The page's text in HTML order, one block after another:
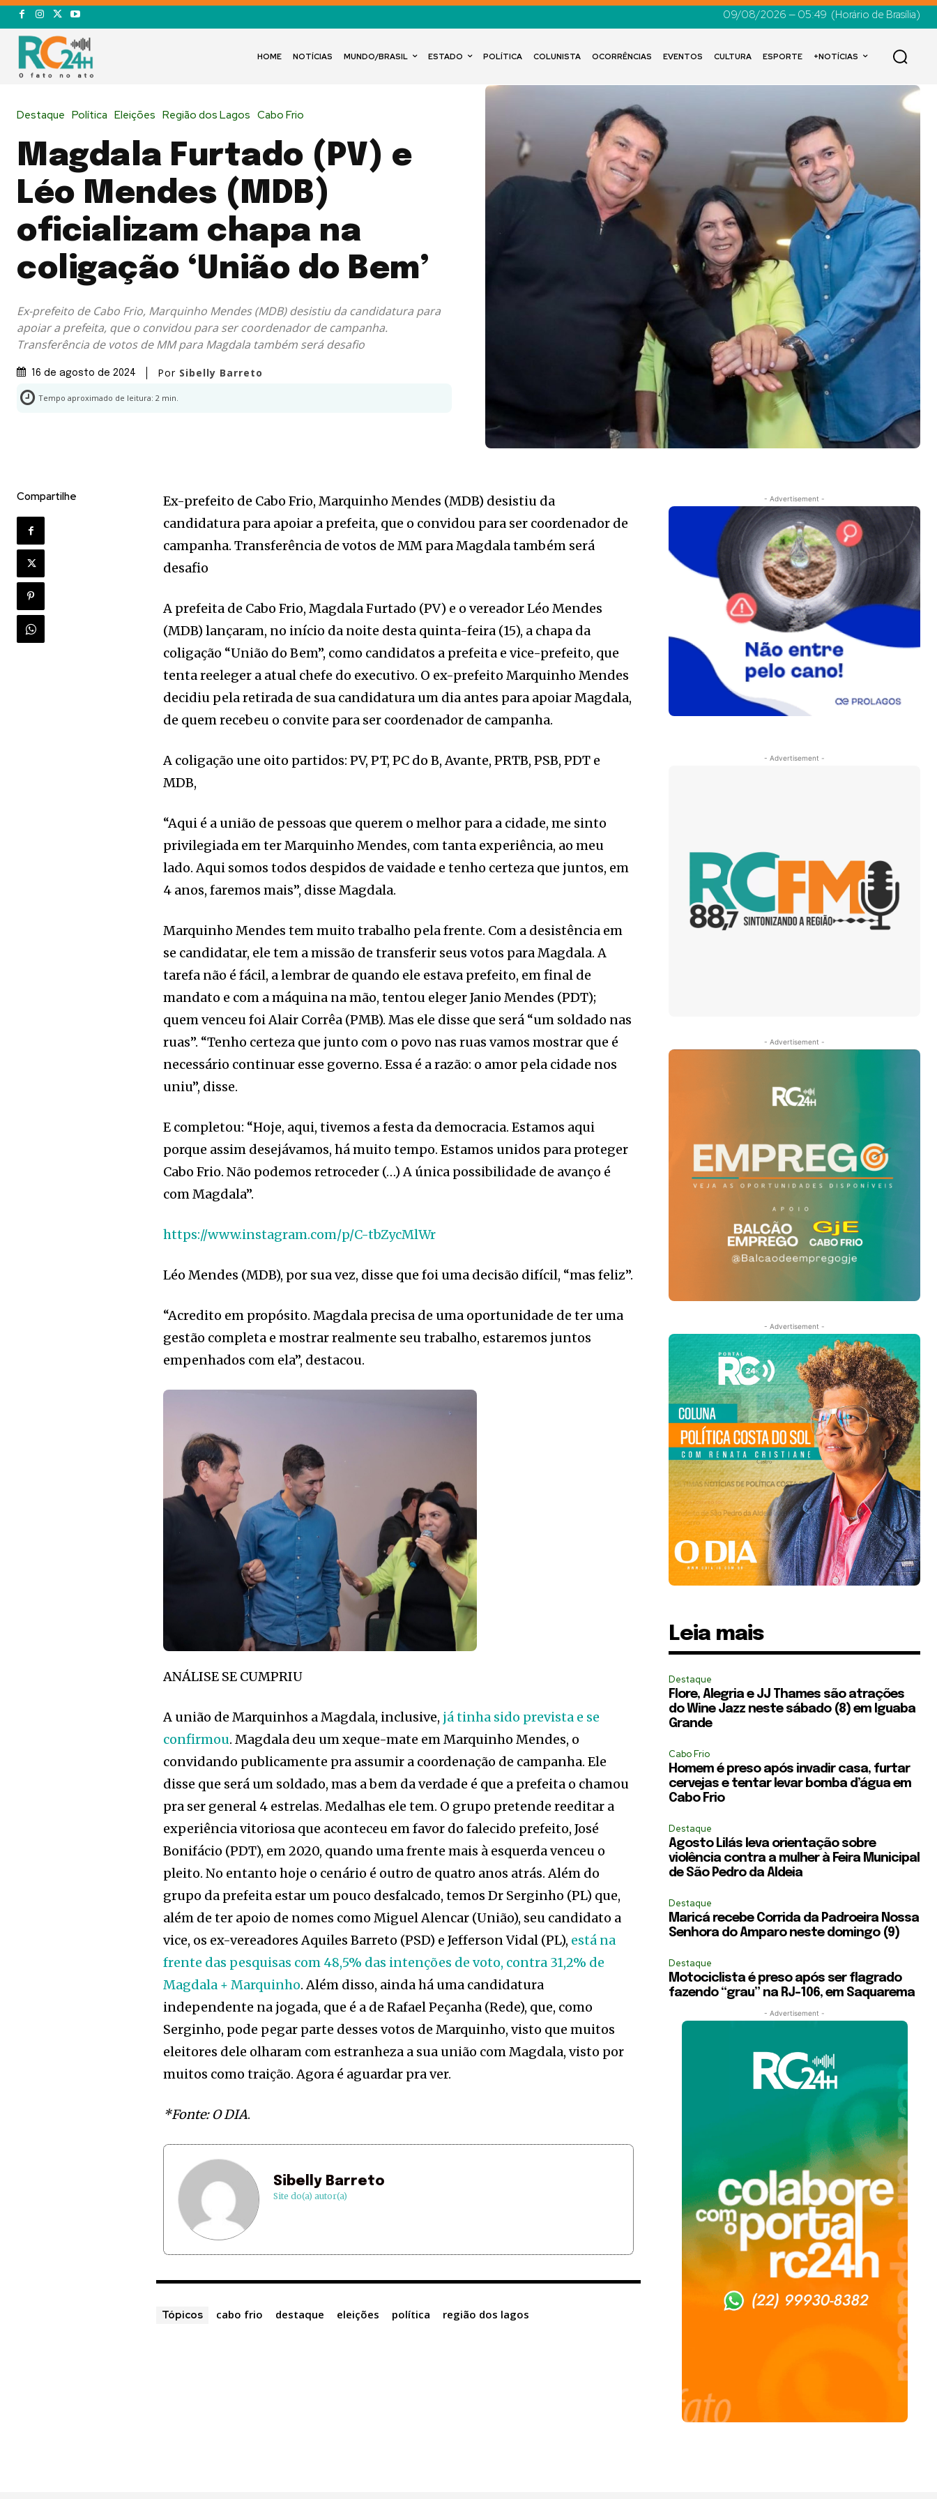
09/08/2026 — 05:49 (Horário de Brasília)
HOME NOTÍCIAS MUNDO/BRASIL ESTADO POLÍTICA COLUNISTA OCORRÊNCIAS EVENTOS CULTURA ESPORTE +NOTÍCIAS
Destaque Política Eleições Região dos Lagos Cabo Frio
Magdala Furtado (PV) e
Léo Mendes (MDB)
oficializam chapa na
coligação ‘União do Bem’
Ex-prefeito de Cabo Frio, Marquinho Mendes (MDB) desistiu da candidatura para
apoiar a prefeita, que o convidou para ser coordenador de campanha.
Transferência de votos de MM para Magdala também será desafio
16 de agosto de 2024 Por Sibelly Barreto
Tempo aproximado de leitura: 2 min.
Compartilhe
Ex-prefeito de Cabo Frio, Marquinho Mendes (MDB) desistiu da
candidatura para apoiar a prefeita, que o convidou para ser coordenador de
campanha. Transferência de votos de MM para Magdala também será
desafio
A prefeita de Cabo Frio, Magdala Furtado (PV) e o vereador Léo Mendes
(MDB) lançaram, no início da noite desta quinta-feira (15), a chapa da
coligação “União do Bem”, como candidatos a prefeita e vice-prefeito, que
tenta reeleger a atual chefe do executivo. O ex-prefeito Marquinho Mendes
decidiu pela retirada de sua candidatura um dia antes para apoiar Magdala,
de quem recebeu o convite para ser coordenador de campanha.
A coligação une oito partidos: PV, PT, PC do B, Avante, PRTB, PSB, PDT e
MDB,
“Aqui é a união de pessoas que querem o melhor para a cidade, me sinto
privilegiada em ter Marquinho Mendes, com tanta experiência, ao meu
lado. Aqui somos todos despidos de vaidade e tenho certeza que juntos, em
4 anos, faremos mais”, disse Magdala.
Marquinho Mendes tem muito trabalho pela frente. Com a desistência em
se candidatar, ele tem a missão de transferir seus votos para Magdala. A
tarefa não é fácil, a lembrar de quando ele estava prefeito, em final de
mandato e com a máquina na mão, tentou eleger Janio Mendes (PDT);
quem venceu foi Alair Corrêa (PMB). Mas ele disse que será “um soldado nas
ruas”. “Tenho certeza que junto com o povo nas ruas vamos mostrar que é
necessário continuar esse governo. Essa é a razão: o amor pela cidade nos
uniu”, disse.
E completou: “Hoje, aqui, tivemos a festa da democracia. Estamos aqui
porque assim desejávamos, há muito tempo. Estamos unidos para proteger
Cabo Frio. Não podemos retroceder (…) A única possibilidade de avanço é
com Magdala”.
https://www.instagram.com/p/C-tbZycMlWr
Léo Mendes (MDB), por sua vez, disse que foi uma decisão difícil, “mas feliz”.
“Acredito em propósito. Magdala precisa de uma oportunidade de ter uma
gestão completa e mostrar realmente seu trabalho, estaremos juntos
empenhados com ela”, destacou.
ANÁLISE SE CUMPRIU
A união de Marquinhos a Magdala, inclusive, já tinha sido prevista e se
confirmou. Magdala deu um xeque-mate em Marquinho Mendes, o
convidando publicamente pra assumir a coordenação de campanha. Ele
disse que será um soldado, mas a bem da verdade é que a prefeita o chamou
pra ser general 4 estrelas. Medalhas ele tem. O grupo pretende reeditar a
experiência vitoriosa que aconteceu em favor do falecido prefeito, José
Bonifácio (PDT), em 2020, quando uma frente mais à esquerda venceu o
pleito. No entanto hoje o cenário é outro de quatro anos atrás. Além do
grupo da prefeita estar um pouco desfalcado, temos Dr Serginho (PL) que,
além de ter apoio de nomes como Miguel Alencar (União), seu candidato a
vice, os ex-vereadores Aquiles Barreto (PSD) e Jefferson Vidal (PL), está na
frente das pesquisas com 48,5% das intenções de voto, contra 31,2% de
Magdala + Marquinho. Além disso, ainda há uma candidatura
independente na jogada, que é a de Rafael Peçanha (Rede), que, como
Serginho, pode pegar parte desses votos de Marquinho, visto que muitos
eleitores dele olharam com estranheza a sua união com Magdala, visto por
muitos como traição. Agora é aguardar pra ver.
*Fonte: O DIA.
Sibelly Barreto
Site do(a) autor(a)
Tópicos cabo frio destaque eleições política região dos lagos
- Advertisement -
- Advertisement -
- Advertisement -
- Advertisement -
Leia mais
Destaque
Flore, Alegria e JJ Thames são atrações
do Wine Jazz neste sábado (8) em Iguaba
Grande
Cabo Frio
Homem é preso após invadir casa, furtar
cervejas e tentar levar bomba d’água em
Cabo Frio
Destaque
Agosto Lilás leva orientação sobre
violência contra a mulher à Feira Municipal
de São Pedro da Aldeia
Destaque
Maricá recebe Corrida da Padroeira Nossa
Senhora do Amparo neste domingo (9)
Destaque
Motociclista é preso após ser flagrado
fazendo “grau” na RJ-106, em Saquarema
- Advertisement -